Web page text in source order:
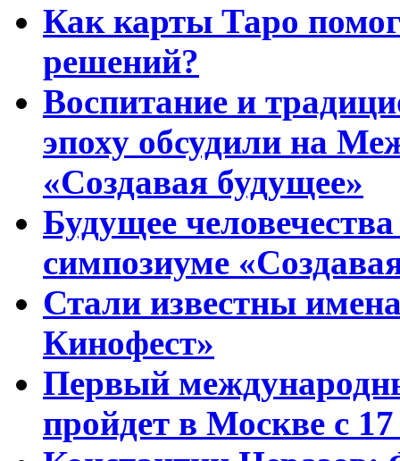
Как карты Таро
решений?
Воспитание и
эпоху обсудили на
«Создавая будущее»
Будущее
симпозиуме
Стали известны
Кинофест»
Первый
пройдет в Москве с